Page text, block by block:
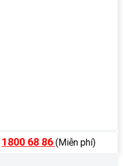
1800 68 86 (Miễn phí)